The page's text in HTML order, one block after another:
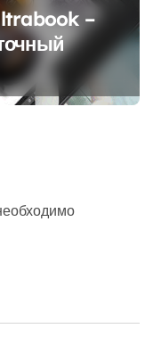
–